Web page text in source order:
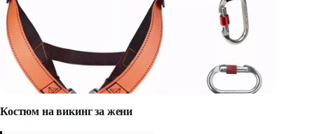
Костюм на викинг за жени